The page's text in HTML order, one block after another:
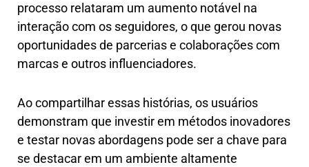
processo relataram um aumento notável na
interação com os seguidores, o que gerou novas
oportunidades de parcerias e colaborações com
marcas e outros influenciadores.
Ao compartilhar essas histórias, os usuários
demonstram que investir em métodos inovadores
e testar novas abordagens pode ser a chave para
se destacar em um ambiente altamente